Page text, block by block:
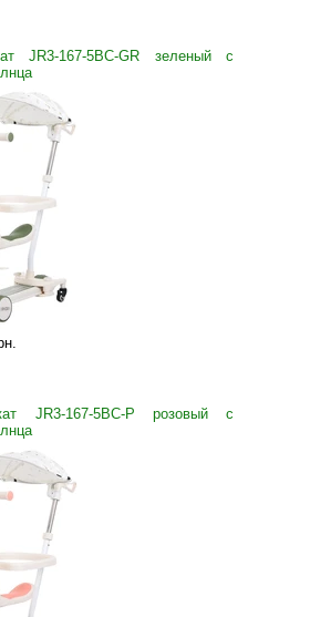
JR3-167-5BC-GR зеленый с
.
JR3-167-5BC-P розовый с